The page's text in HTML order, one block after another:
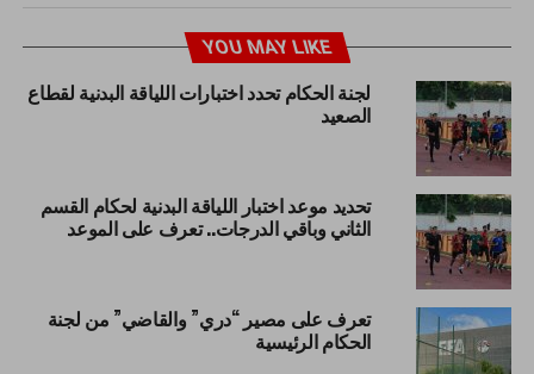
YOU MAY LIKE
لجنة الحكام تحدد اختبارات اللياقة البدنية لقطاع
الصعيد
تحديد موعد اختبار اللياقة البدنية لحكام القسم
الثاني وباقي الدرجات.. تعرف على الموعد
تعرف على مصير “دري” والقاضي” من لجنة
الحكام الرئيسية